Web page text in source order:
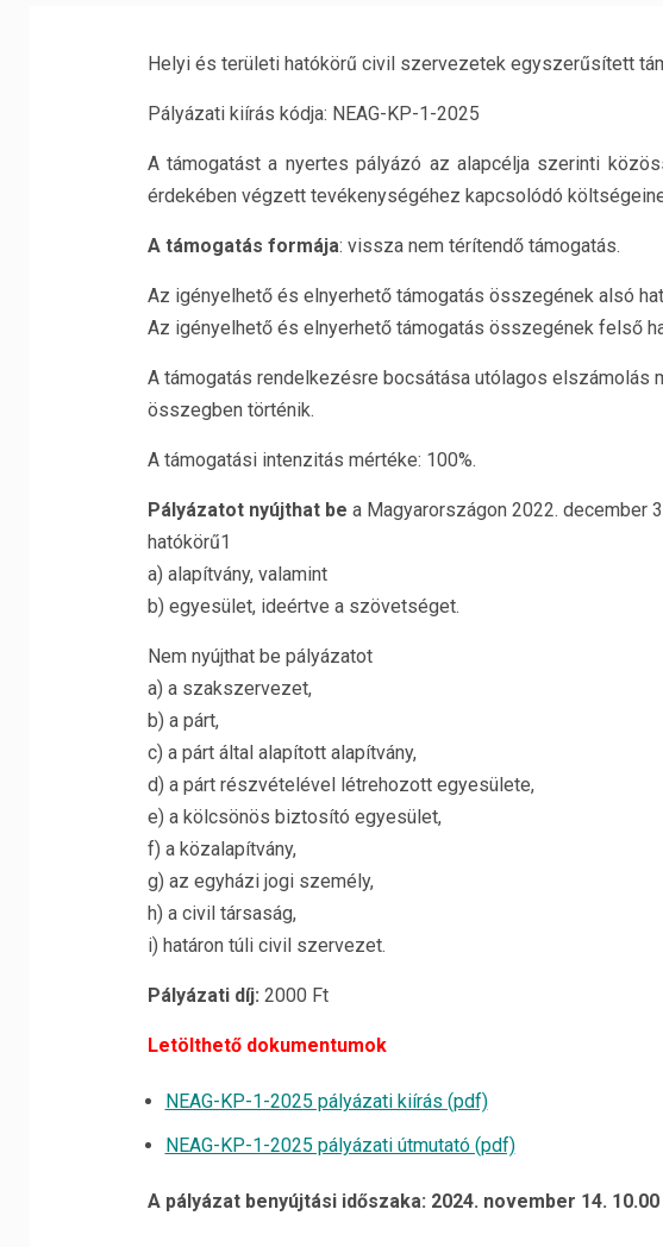
Helyi és területi hatókörű civil szervezetek egyszerűsített
Pályázati kiírás kódja: NEAG-KP-1-2025
A támogatást a nyertes pályázó az alapcélja szerinti
érdekében végzett tevékenységéhez kapcsolódó
A támogatás formája: vissza nem térítendő támogatás.
Az igényelhető és elnyerhető támogatás összegének alsó
Az igényelhető és elnyerhető támogatás összegének felső
A támogatás rendelkezésre bocsátása utólagos elszámolás
összegben történik.
A támogatási intenzitás mértéke: 100%.
Pályázatot nyújthat be a Magyarországon 2022. december
hatókörű1
a) alapítvány, valamint
b) egyesület, ideértve a szövetséget.
Nem nyújthat be pályázatot
a) a szakszervezet,
b) a párt,
c) a párt által alapított alapítvány,
d) a párt részvételével létrehozott egyesülete,
e) a kölcsönös biztosító egyesület,
f) a közalapítvány,
g) az egyházi jogi személy,
h) a civil társaság,
i) határon túli civil szervezet.
Pályázati díj: 2000 Ft
Letölthető dokumentumok
NEAG-KP-1-2025 pályázati kiírás (pdf)
NEAG-KP-1-2025 pályázati útmutató (pdf)
A pályázat benyújtási időszaka: 2024. november 14.